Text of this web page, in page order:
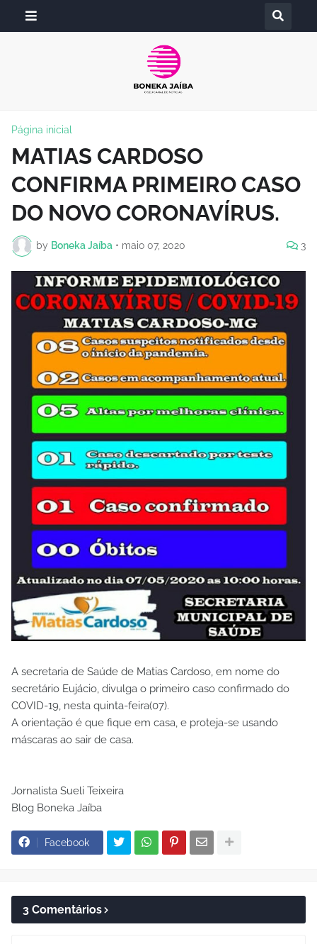
Página inicial
MATIAS CARDOSO
CONFIRMA PRIMEIRO CASO
DO NOVO CORONAVÍRUS.
by Boneka Jaíba • maio 07, 2020 3
A secretaria de Saúde de Matias Cardoso, em nome do
secretário Eujácio, divulga o primeiro caso confirmado do
COVID-19, nesta quinta-feira(07).
A orientação é que fique em casa, e proteja-se usando
máscaras ao sair de casa.
Jornalista Sueli Teixeira
Blog Boneka Jaíba
Facebook
3 Comentários